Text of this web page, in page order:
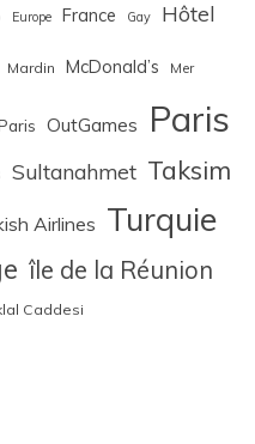
Europe France Gay Hôtel
Mardin McDonald’s Mer
OutGames Paris
Sultanahmet Taksim
Airlines Turquie
île de la Réunion
Caddesi